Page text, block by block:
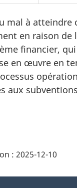
mal à atteindre
en raison de
financier,
en œuvre en
aux
: 2025-12-10